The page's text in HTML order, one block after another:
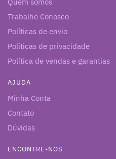
Trabalhe Conosco
Políticas de envio
Políticas de privacidade
Política de vendas e garantias
AJUDA
Minha Conta
Contato
Dúvidas
ENCONTRE-NOS